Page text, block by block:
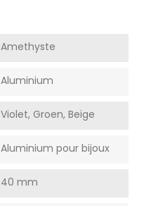
Amethyste
Aluminium
Violet, Groen, Beige
Aluminium pour bijoux
40 mm